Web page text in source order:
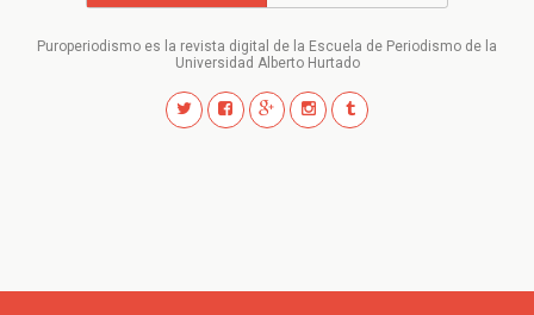
Puroperiodismo es la revista digital de la Escuela de Periodismo de la
Universidad Alberto Hurtado